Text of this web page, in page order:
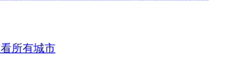
所有城市